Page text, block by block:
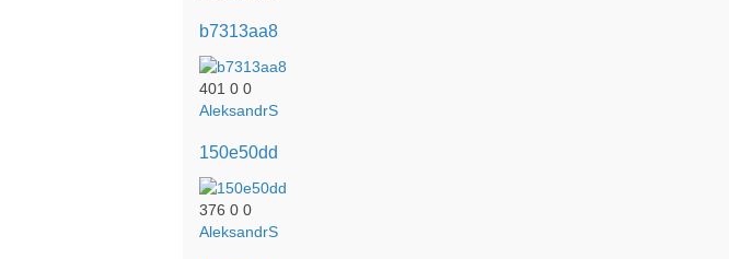
b7313aa8
401 0 0
AleksandrS
150e50dd
376 0 0
AleksandrS